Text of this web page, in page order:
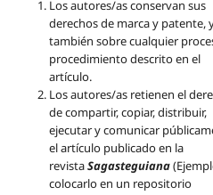
Los autores/as conservan sus
derechos de marca y patente,
también sobre cualquier
procedimiento descrito en el
artículo.
Los autores/as retienen el
de compartir, copiar, distribuir,
ejecutar y comunicar
el artículo publicado en la
revistaSagasteguiana
colocarlo en un repositorio